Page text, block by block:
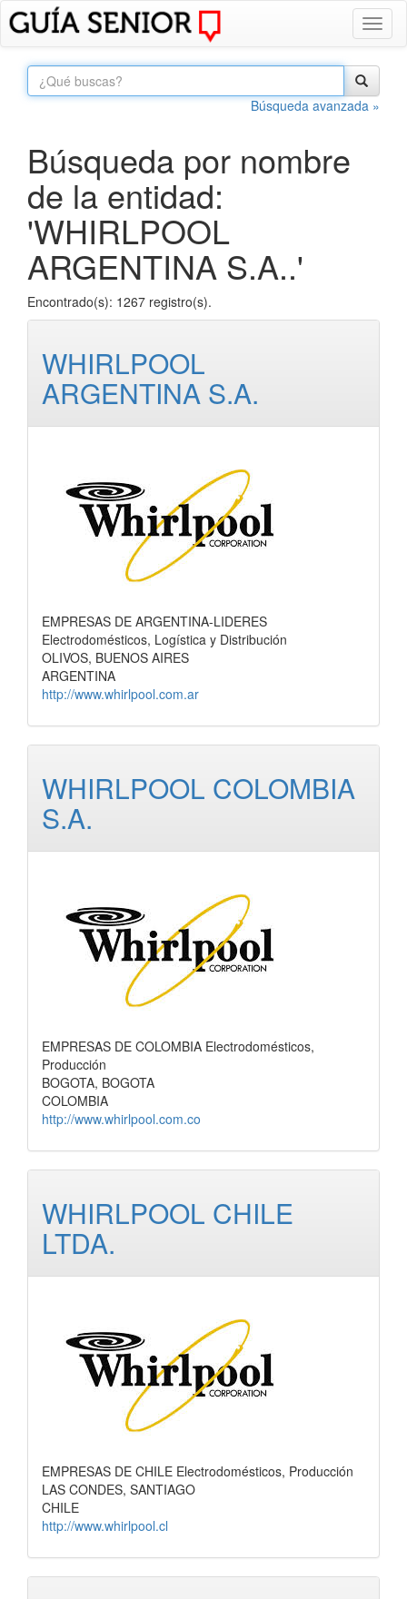
Búsqueda avanzada »
Búsqueda por nombre
de la entidad:
'WHIRLPOOL
ARGENTINA S.A..'
Encontrado(s): 1267 registro(s).
WHIRLPOOL
ARGENTINA S.A.
EMPRESAS DE ARGENTINA-LIDERES
Electrodomésticos, Logística y Distribución
OLIVOS, BUENOS AIRES
ARGENTINA
http://www.whirlpool.com.ar
WHIRLPOOL COLOMBIA
S.A.
EMPRESAS DE COLOMBIA Electrodomésticos,
Producción
BOGOTA, BOGOTA
COLOMBIA
http://www.whirlpool.com.co
WHIRLPOOL CHILE
LTDA.
EMPRESAS DE CHILE Electrodomésticos, Producción
LAS CONDES, SANTIAGO
CHILE
http://www.whirlpool.cl